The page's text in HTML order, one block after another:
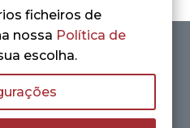
ficheiros de
nossa Política de
escolha.